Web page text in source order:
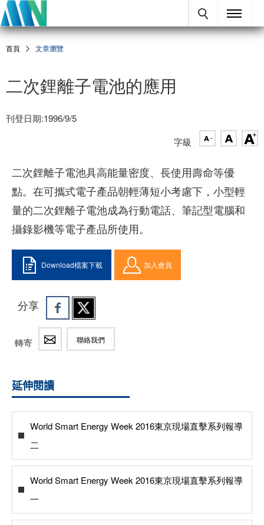
首頁 文章瀏覽
二次鋰離子電池的應用
刊登日期:1996/9/5
字級
二次鋰離子電池具高能量密度、長使用壽命等優
點。在可攜式電子產品朝輕薄短小考慮下，小型輕
量的二次鋰離子電池成為行動電話、筆記型電腦和
攝錄影機等電子產品所使用。
Download檔案下載 加入會員
分享
轉寄 聯絡我們
延伸閱讀
World Smart Energy Week 2016東京現場直擊系列報導
二
World Smart Energy Week 2016東京現場直擊系列報導
一